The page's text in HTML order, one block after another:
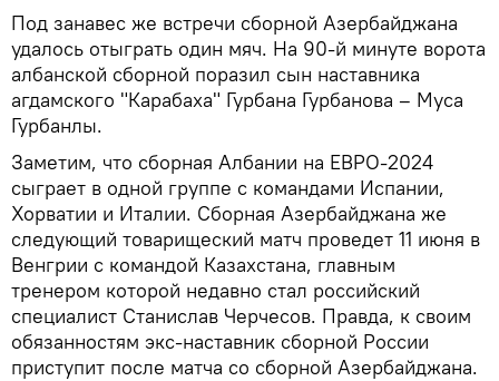
Под занавес же встречи сборной Азербайджана
удалось отыграть один мяч. На 90-й минуте ворота
албанской сборной поразил сын наставника
агдамского "Карабаха" Гурбана Гурбанова – Муса
Гурбанлы.
Заметим, что сборная Албании на ЕВРО-2024
сыграет в одной группе с командами Испании,
Хорватии и Италии. Сборная Азербайджана же
следующий товарищеский матч проведет 11 июня в
Венгрии с командой Казахстана, главным
тренером которой недавно стал российский
специалист Станислав Черчесов. Правда, к своим
обязанностям экс-наставник сборной России
приступит после матча со сборной Азербайджана.